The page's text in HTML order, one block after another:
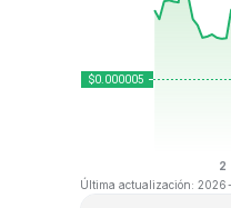
Última actualización: